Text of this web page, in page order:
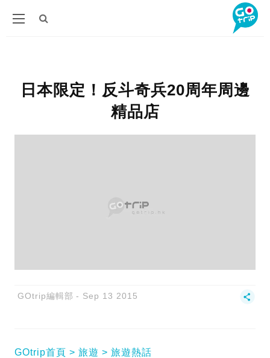
日本限定！反斗奇兵20周年周邊
精品店
GOtrip編輯部 Sep 13 2015
GOtrip首頁 旅遊 旅遊熱話